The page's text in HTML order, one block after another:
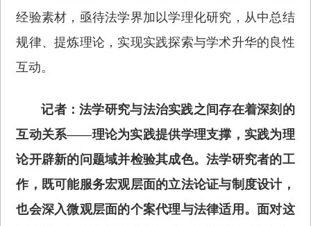
经验素材，亟待法学界加以学理化研究，从中总结
规律、提炼理论，实现实践探索与学术升华的良性
互动。
记者：法学研究与法治实践之间存在着深刻的
互动关系——理论为实践提供学理支撑，实践为理
论开辟新的问题域并检验其成色。法学研究者的工
作，既可能服务宏观层面的立法论证与制度设计，
也会深入微观层面的个案代理与法律适用。面对这